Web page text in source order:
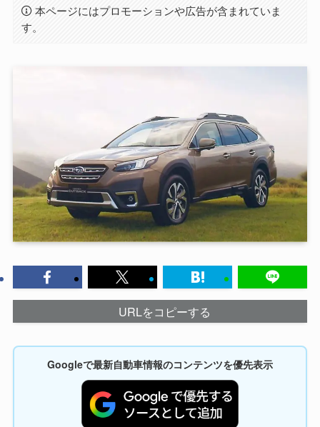
本ページにはプロモーションや広告が含まれていま
す。
URLをコピーする
Googleで最新自動車情報のコンテンツを優先表示